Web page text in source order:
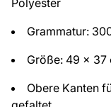
Polyester
Grammatur:
Größe: 49 x 37
Obere Kanten